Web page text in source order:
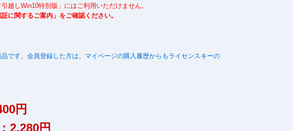
越しWin10特別版」にはご利用いただけません。
に関するご案内」をご確認ください。
です。会員登録した方は、マイページの購入履歴からもライセンスキーの
円
2,280円